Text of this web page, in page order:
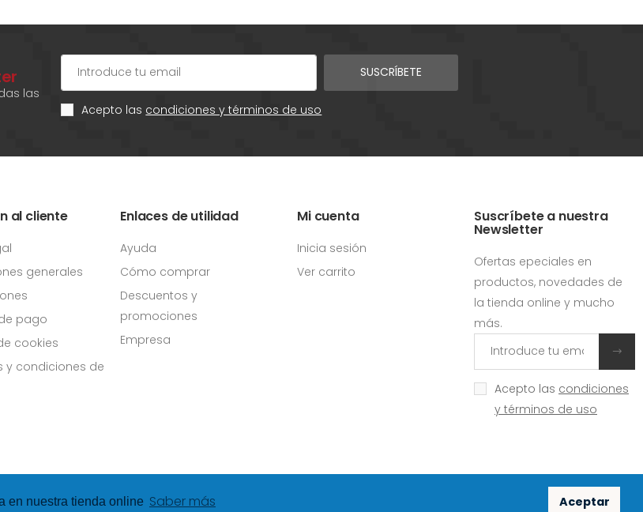
en nuestra tienda online Saber más Aceptar
las
SUSCRÍBETE
Acepto las condiciones y términos de uso
al cliente
generales
pago
cookies
y condiciones de
Enlaces de utilidad
Ayuda
Cómo comprar
Descuentos y
promociones
Empresa
Mi cuenta
Inicia sesión
Ver carrito
Suscríbete a nuestra
Newsletter
Ofertas epeciales en
productos, novedades de
la tienda online y mucho
más.
Acepto las condiciones
y términos de uso